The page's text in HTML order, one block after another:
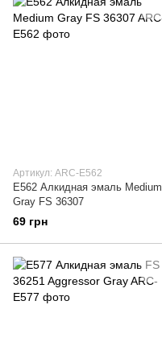
Артикул: ARC-E562
E562 Алкидная эмаль Medium
Gray FS 36307
69 грн